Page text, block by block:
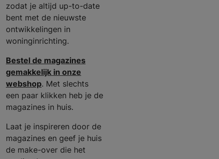
zodat je altijd up-to-date
bent met de nieuwste
ontwikkelingen in
woninginrichting.
Bestel de magazines
gemakkelijk in onze
webshop. Met slechts
een paar klikken heb je de
magazines in huis.
Laat je inspireren door de
magazines en geef je huis
de make-over die het